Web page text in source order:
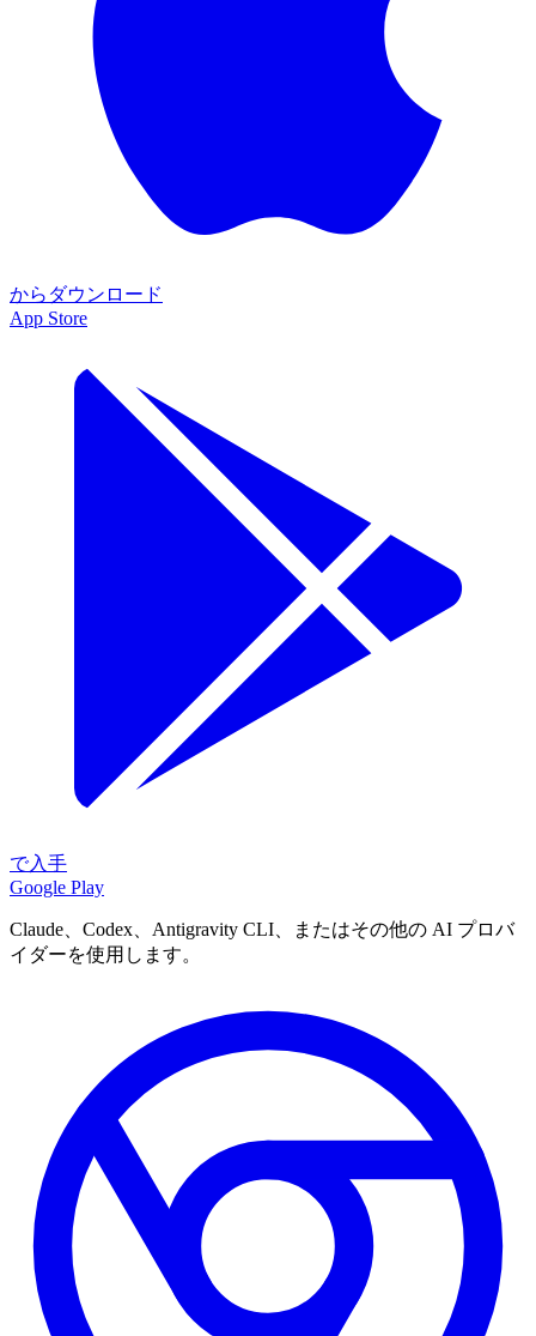
からダウンロード
App Store
で入手
Google Play
Claude、Codex、Antigravity CLI、またはその他の AI プロバ
イダーを使用します。